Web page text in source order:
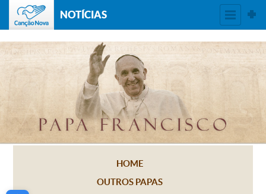
NOTÍCIAS
HOME
OUTROS PAPAS